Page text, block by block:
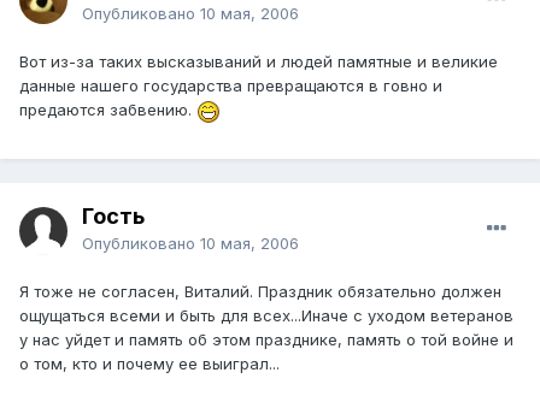
Опубликовано 10 мая, 2006
Вот из-за таких высказываний и людей памятные и великие
данные нашего государства превращаются в говно и
предаются забвению.
Гость
Опубликовано 10 мая, 2006
Я тоже не согласен, Виталий. Праздник обязательно должен
ощущаться всеми и быть для всех...Иначе с уходом ветеранов
у нас уйдет и память об этом празднике, память о той войне и
о том, кто и почему ее выиграл...